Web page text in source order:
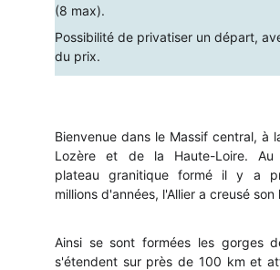
(8 max).
Possibilité de privatiser un départ,
du prix.
Bienvenue dans le Massif central, à
Lozère et de la Haute-Loire.
plateau granitique formé il y a
millions d'années, l'Allier a creusé son
Ainsi se sont formées les gorges
s'étendent sur près de 100 km et